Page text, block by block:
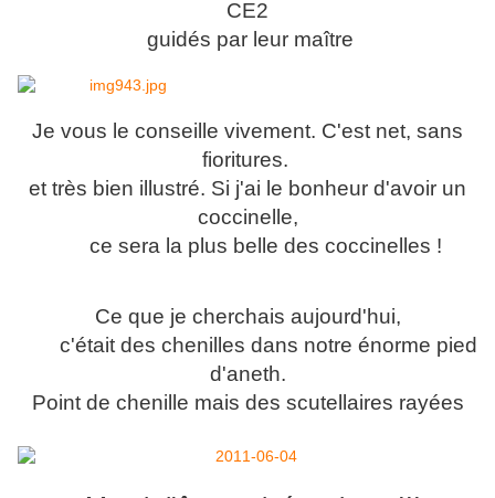
CE2
guidés par leur maître
Je vous le conseille vivement. C'est net, sans
fioritures.
et très bien illustré. Si j'ai le bonheur d'avoir un
coccinelle,
ce sera la plus belle des coccinelles !
Ce que je cherchais aujourd'hui,
c'était des chenilles dans notre énorme pied
d'aneth.
Point de chenille mais des scutellaires rayées